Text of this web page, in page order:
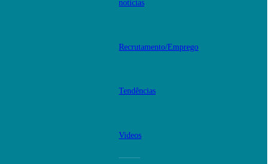
notícias
Recrutamento/Emprego
Tendências
Videos